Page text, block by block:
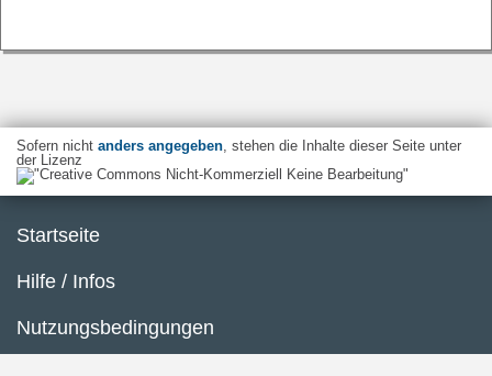
Sofern nicht anders angegeben, stehen die Inhalte dieser Seite unter
der Lizenz
Startseite
Hilfe / Infos
Nutzungsbedingungen